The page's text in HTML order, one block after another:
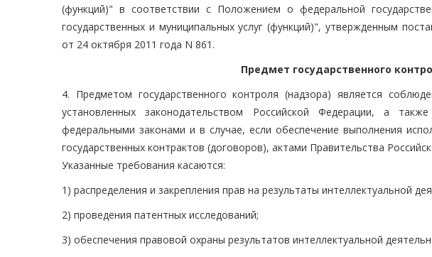
(функций)" в соответствии с Положением о федеральной
государственных и муниципальных услуг (функций)", утвержденным
от 24 октября 2011 года N 861.
Предмет государственного
4. Предметом государственного контроля (надзора) является
установленных законодательством Российской Федерации, а
федеральными законами и в случае, если обеспечение выполнения
государственных контрактов (договоров), актами Правительства
Указанные требования касаются:
1) распределения и закрепления прав на результаты интеллектуальной
2) проведения патентных исследований;
3) обеспечения правовой охраны результатов интеллектуальной